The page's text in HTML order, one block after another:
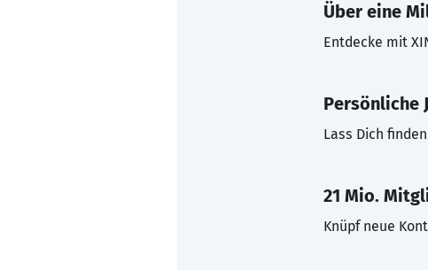
Über eine
Entdecke mit
Persönliche
Lass Dich
21 Mio.
Knüpf neue